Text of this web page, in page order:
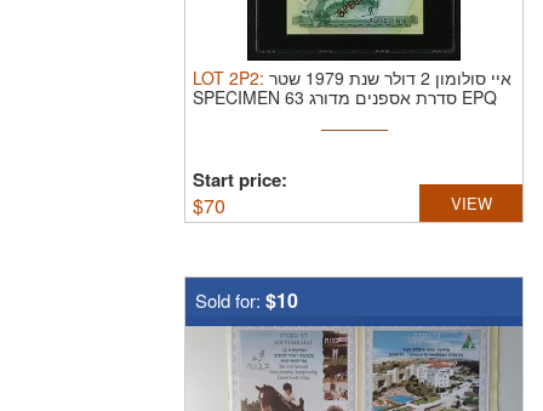
LOT 2P2: איי סולומון 2 דולר שנת 1979 שטר
SPECIMEN סדרת אספנים מדורג 63 EPQ
Start price:
$70 VIEW
Sold for: $10